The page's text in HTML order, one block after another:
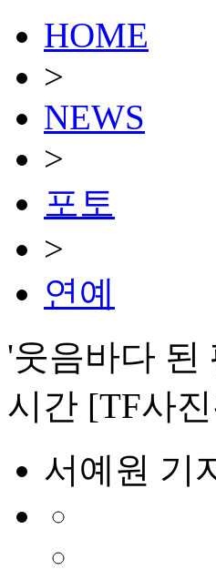
HOME
>
NEWS
>
포토
>
연예
'웃음바다 된
시간 [TF사
서예원 기